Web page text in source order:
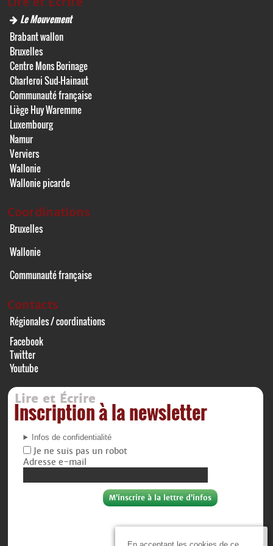
Le Mouvement
Brabant wallon
Bruxelles
Centre Mons Borinage
Charleroi Sud-Hainaut
Communauté française
Liège Huy Waremme
Luxembourg
Namur
Verviers
Wallonie
Wallonie picarde
Coordinations
Bruxelles
Wallonie
Communauté française
Contacts
Régionales / coordinations
Facebook
Twitter
Youtube
Lire et Écrire
Inscription à la newsletter
Infos de confidentialité
Je ne suis pas un robot
Adresse e-mail